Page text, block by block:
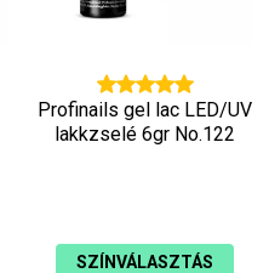
Profinails gel lac LED/UV
lakkzselé 6gr No.122
SZÍNVÁLASZTÁS